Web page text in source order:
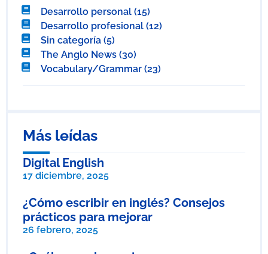
Desarrollo personal (15)
Desarrollo profesional (12)
Sin categoría (5)
The Anglo News (30)
Vocabulary/Grammar (23)
Más leídas
Digital English
17 diciembre, 2025
¿Cómo escribir en inglés? Consejos
prácticos para mejorar
26 febrero, 2025